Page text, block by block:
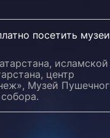
посетить музеи
исламской
центр
Музей